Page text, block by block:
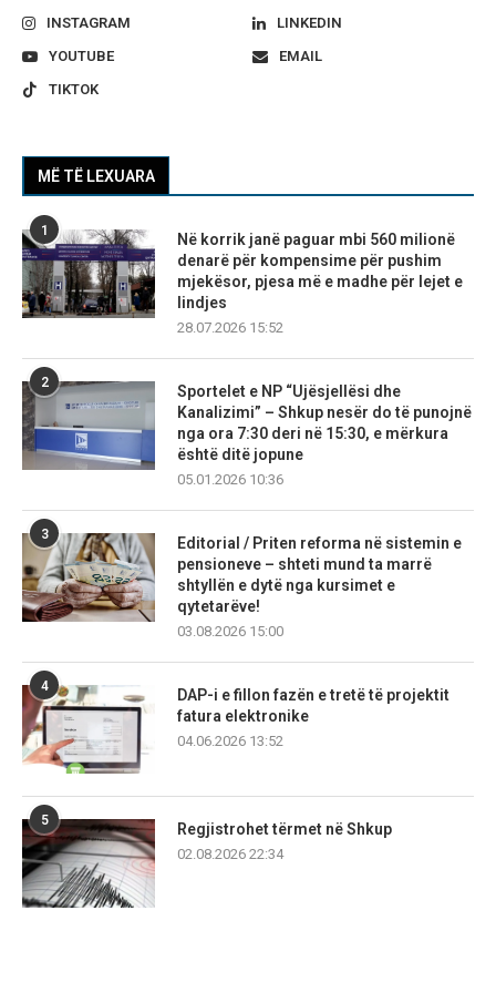
INSTAGRAM
LINKEDIN
YOUTUBE
EMAIL
TIKTOK
MË TË LEXUARA
1
Në korrik janë paguar mbi 560 milionë
denarë për kompensime për pushim
mjekësor, pjesa më e madhe për lejet e
lindjes
28.07.2026 15:52
2
Sportelet e NP “Ujësjellësi dhe
Kanalizimi” – Shkup nesër do të punojnë
nga ora 7:30 deri në 15:30, e mërkura
është ditë jopune
05.01.2026 10:36
3
Editorial / Priten reforma në sistemin e
pensioneve – shteti mund ta marrë
shtyllën e dytë nga kursimet e
qytetarëve!
03.08.2026 15:00
4
DAP-i e fillon fazën e tretë të projektit
fatura elektronike
04.06.2026 13:52
5
Regjistrohet tërmet në Shkup
02.08.2026 22:34